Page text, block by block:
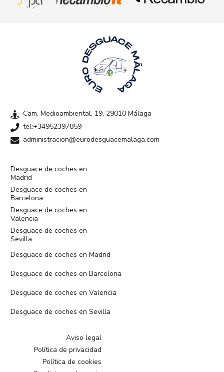
Cam. Medioambiental, 19, 29010 Málaga
tel:+34952397859
administracion@eurodesguacemalaga.com
Desguace de coches en
Madrid
Desguace de coches en
Barcelona
Desguace de coches en
Valencia
Desguace de coches en
Sevilla
Desguace de coches en Madrid
Desguace de coches en Barcelona
Desguace de coches en Valencia
Desguace de coches en Sevilla
Aviso legal
Política de privacidad
Política de cookies